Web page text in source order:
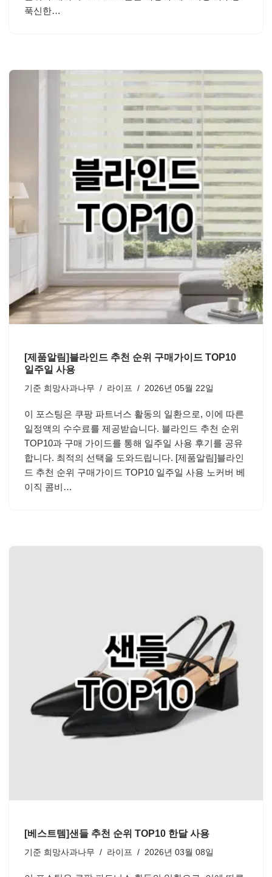
푹신한…
[제품알림]블라인드 추천 순위 구매가이드 TOP10
일주일 사용
기준 희망사과나무 라이프 2026년 05월 22일
이 포스팅은 쿠팡 파트너스 활동의 일환으로, 이에 따른
일정액의 수수료를 제공받습니다. 블라인드 추천 순위
TOP10과 구매 가이드를 통해 일주일 사용 후기를 공유
합니다. 최적의 선택을 도와드립니다. [제품알림]블라인
드 추천 순위 구매가이드 TOP10 일주일 사용 노커버 베
이직 콤비…
[베스트템]샌들 추천 순위 TOP10 한달 사용
기준 희망사과나무 라이프 2026년 03월 08일